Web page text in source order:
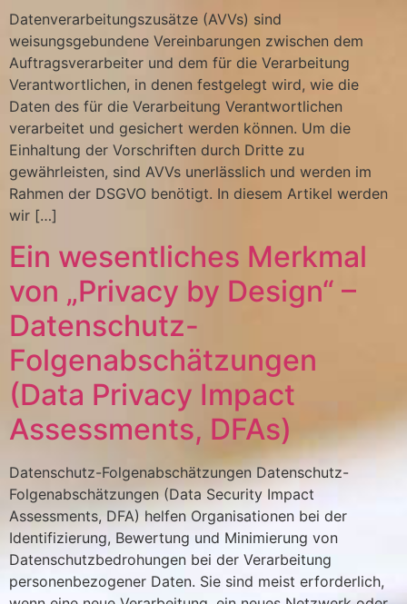
Datenverarbeitungszusätze (AVVs) sind
weisungsgebundene Vereinbarungen zwischen dem
Auftragsverarbeiter und dem für die Verarbeitung
Verantwortlichen, in denen festgelegt wird, wie die
Daten des für die Verarbeitung Verantwortlichen
verarbeitet und gesichert werden können. Um die
Einhaltung der Vorschriften durch Dritte zu
gewährleisten, sind AVVs unerlässlich und werden im
Rahmen der DSGVO benötigt. In diesem Artikel werden
wir […]
Ein wesentliches Merkmal
von „Privacy by Design“ –
Datenschutz-
Folgenabschätzungen
(Data Privacy Impact
Assessments, DFAs)
Datenschutz-Folgenabschätzungen Datenschutz-
Folgenabschätzungen (Data Security Impact
Assessments, DFA) helfen Organisationen bei der
Identifizierung, Bewertung und Minimierung von
Datenschutzbedrohungen bei der Verarbeitung
personenbezogener Daten. Sie sind meist erforderlich,